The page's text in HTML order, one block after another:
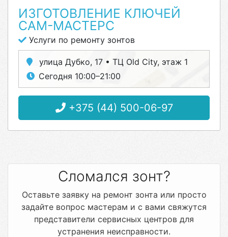
ИЗГОТОВЛЕНИЕ КЛЮЧЕЙ
САМ-МАСТЕРС
Услуги по ремонту зонтов
улица Дубко, 17 • ТЦ Old City, этаж 1
Сегодня 10:00–21:00
+375 (44) 500-06-97
Сломался зонт?
Оставьте заявку на ремонт зонта или просто
задайте вопрос мастерам и с вами свяжутся
представители сервисных центров для
устранения неисправности.